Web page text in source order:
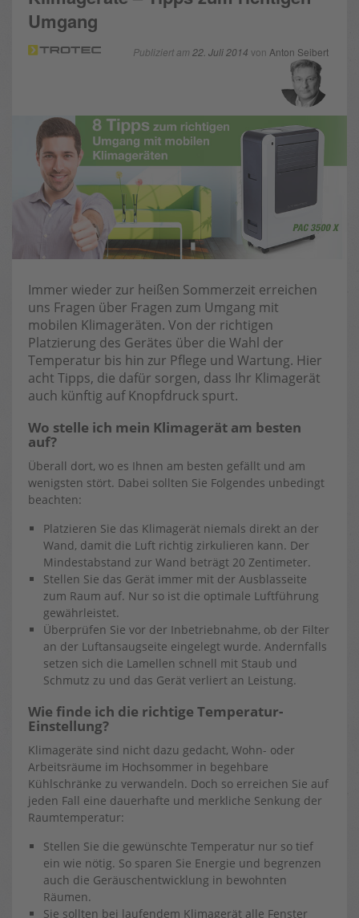
Umgang
Publiziert am 22. Juli 2014 von Anton Seibert
Immer wieder zur heißen Sommerzeit erreichen
uns Fragen über Fragen zum Umgang mit
mobilen Klimageräten. Von der richtigen
Platzierung des Gerätes über die Wahl der
Temperatur bis hin zur Pflege und Wartung. Hier
acht Tipps, die dafür sorgen, dass Ihr Klimagerät
auch künftig auf Knopfdruck spurt.
Wo stelle ich mein Klimagerät am besten
auf?
Überall dort, wo es Ihnen am besten gefällt und am
wenigsten stört. Dabei sollten Sie Folgendes unbedingt
beachten:
Platzieren Sie das Klimagerät niemals direkt an der
Wand, damit die Luft richtig zirkulieren kann. Der
Mindestabstand zur Wand beträgt 20 Zentimeter.
Stellen Sie das Gerät immer mit der Ausblasseite
zum Raum auf. Nur so ist die optimale Luftführung
gewährleistet.
Überprüfen Sie vor der Inbetriebnahme, ob der Filter
an der Luftansaugseite eingelegt wurde. Andernfalls
setzen sich die Lamellen schnell mit Staub und
Schmutz zu und das Gerät verliert an Leistung.
Wie finde ich die richtige Temperatur-
Einstellung?
Klimageräte sind nicht dazu gedacht, Wohn- oder
Arbeitsräume im Hochsommer in begehbare
Kühlschränke zu verwandeln. Doch so erreichen Sie auf
jeden Fall eine dauerhafte und merkliche Senkung der
Raumtemperatur:
Stellen Sie die gewünschte Temperatur nur so tief
ein wie nötig. So sparen Sie Energie und begrenzen
auch die Geräuschentwicklung in bewohnten
Räumen.
Sie sollten bei laufendem Klimagerät alle Fenster